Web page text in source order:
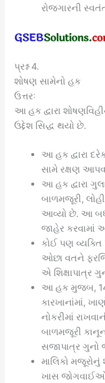
રોજગારની
પ્રશ્ન 4.
શોષણ સામેનો હક
ઉત્તરઃ
આ હક દ્વારા
ઉદ્દેશ સિદ્ધ થયો છે.
આ હક દ્વારા
સામે રક્ષણ
આ હક દ્વારા
બાળમજૂરી,
આવ્યો છે. આ
જાહેર કરવામાં
કોઈ પણ
ઓછા વતને
એ શિક્ષાપાત્ર
આ હક મુજબ, 14
કારખાનાંમાં,
નોકરીમાં
બાળમજૂરી
સજાપાત્ર ગુનો
માલિકો
ખાસ